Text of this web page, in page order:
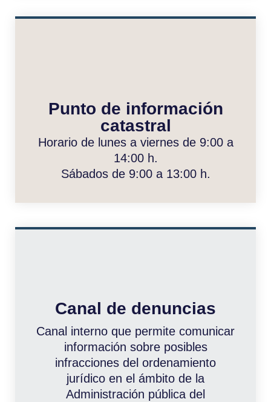
Punto de información
catastral
Horario de lunes a viernes de 9:00 a
14:00 h.
Sábados de 9:00 a 13:00 h.
Canal de denuncias
Canal interno que permite comunicar
información sobre posibles
infracciones del ordenamiento
jurídico en el ámbito de la
Administración pública del